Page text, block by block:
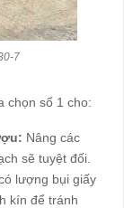
7
chọn số 1 cho:
Nâng các
sẽ tuyệt đối.
lượng bụi giấy
kín để tránh